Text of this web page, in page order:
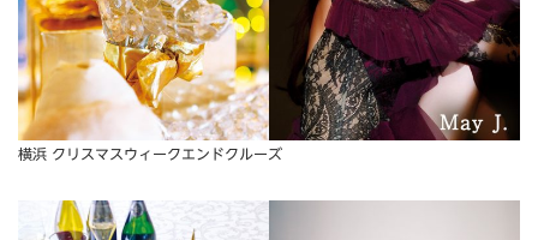
横浜 クリスマスウィークエンドクルーズ